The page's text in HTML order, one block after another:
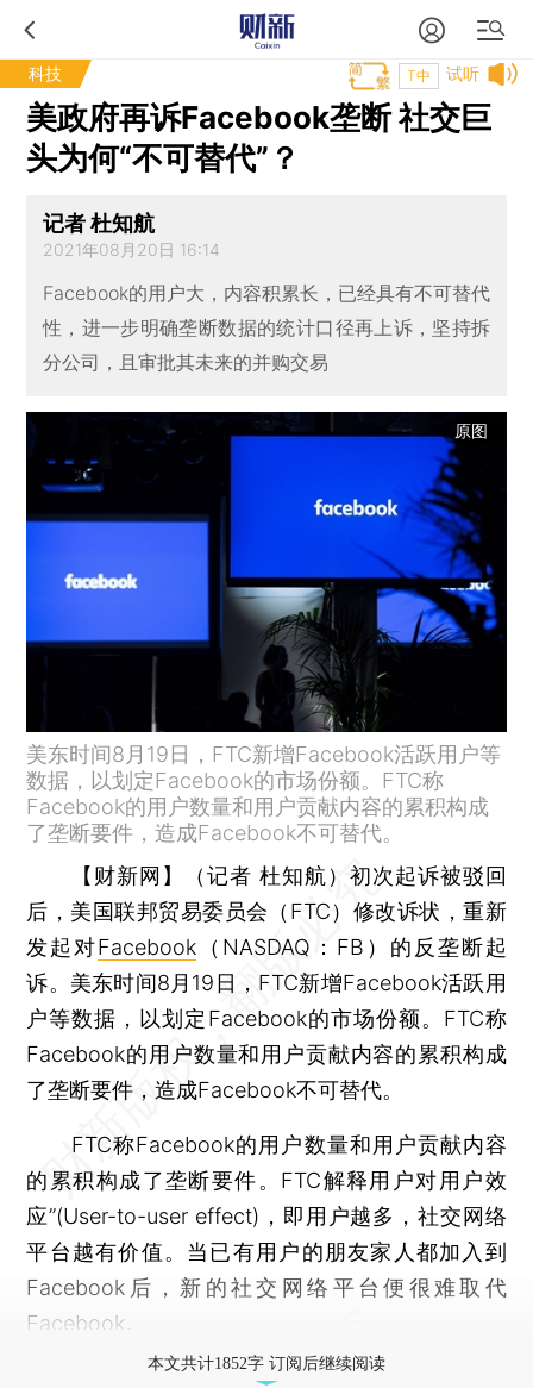
科技 试听
T中
美政府再诉Facebook垄断 社交巨
头为何“不可替代”？
记者 杜知航
2021年08月20日 16:14
Facebook的用户大，内容积累长，已经具有不可替代
性，进一步明确垄断数据的统计口径再上诉，坚持拆
分公司，且审批其未来的并购交易
原图
美东时间8月19日，FTC新增Facebook活跃用户等
数据，以划定Facebook的市场份额。FTC称
Facebook的用户数量和用户贡献内容的累积构成
了垄断要件，造成Facebook不可替代。
【财新网】（记者 杜知航） 初次起诉被驳回
后，美国联邦贸易委员会（FTC）修改诉状，重新
发起对Facebook （NASDAQ：FB）的反垄断起
诉。美东时间8月19日，FTC新增Facebook活跃用
户等数据，以划定Facebook的市场份额。FTC称
Facebook的用户数量和用户贡献内容的累积构成
了垄断要件，造成Facebook不可替代。
FTC称Facebook的用户数量和用户贡献内容
的累积构成了垄断要件。FTC解释用户对用户效
应”(User-to-user effect)，即用户越多，社交网络
平台越有价值。当已有用户的朋友家人都加入到
Facebook后，新的社交网络平台便很难取代
Facebook。
本文共计1852字 订阅后继续阅读